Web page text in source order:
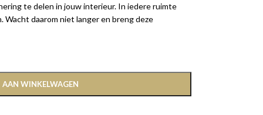
te delen in jouw interieur. In iedere ruimte
daarom niet langer en breng deze
AAN WINKELWAGEN